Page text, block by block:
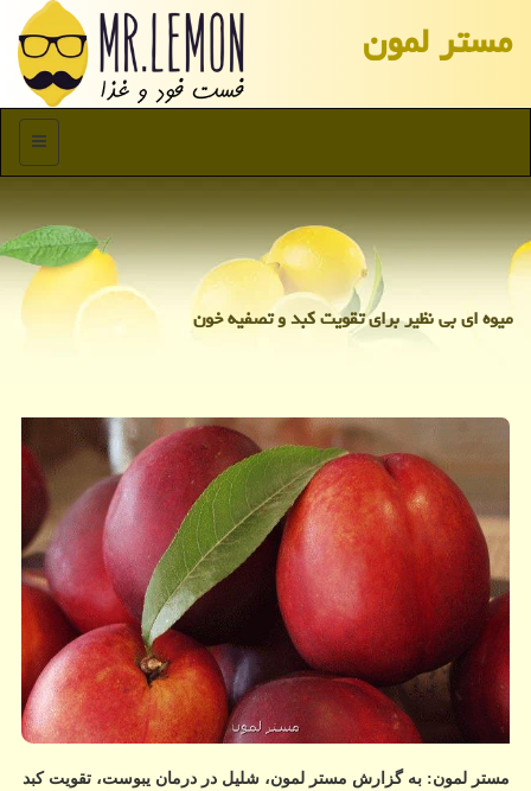
مستر لمون
منو
میوه ای بی نظیر برای تقویت کبد و تصفیه خون
مستر لمون: به گزارش مستر لمون، شلیل در درمان یبوست، تقویت کبد